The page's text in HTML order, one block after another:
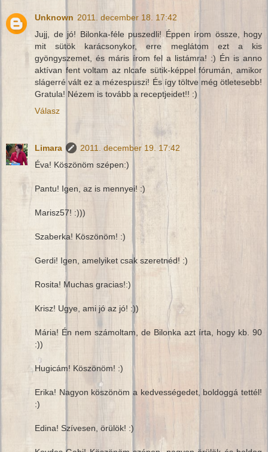
Unknown 2011. december 18. 17:42
Jujj, de jó! Bilonka-féle puszedli! Éppen írom össze, hogy
mit sütök karácsonykor, erre meglátom ezt a kis
gyöngyszemet, és máris írom fel a listámra! :) Én is anno
aktívan fent voltam az nlcafe sütik-képpel fórumán, amikor
slágerré vált ez a mézespuszi! És így töltve még ötletesebb!
Gratula! Nézem is tovább a receptjeidet!! :)
Válasz
Limara
2011. december 19. 17:42
Éva! Köszönöm szépen:)
Pantu! Igen, az is mennyei! :)
Marisz57! :)))
Szaberka! Köszönöm! :)
Gerdi! Igen, amelyiket csak szeretnéd! :)
Rosita! Muchas gracias!:)
Krisz! Ugye, ami jó az jó! :))
Mária! Én nem számoltam, de Bilonka azt írta, hogy kb. 90
:))
Hugicám! Köszönöm! :)
Erika! Nagyon köszönöm a kedvességedet, boldoggá tettél!
:)
Edina! Szívesen, örülök! :)